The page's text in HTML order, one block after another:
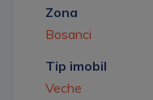
Zona
Bosanci
Tip imobil
Veche